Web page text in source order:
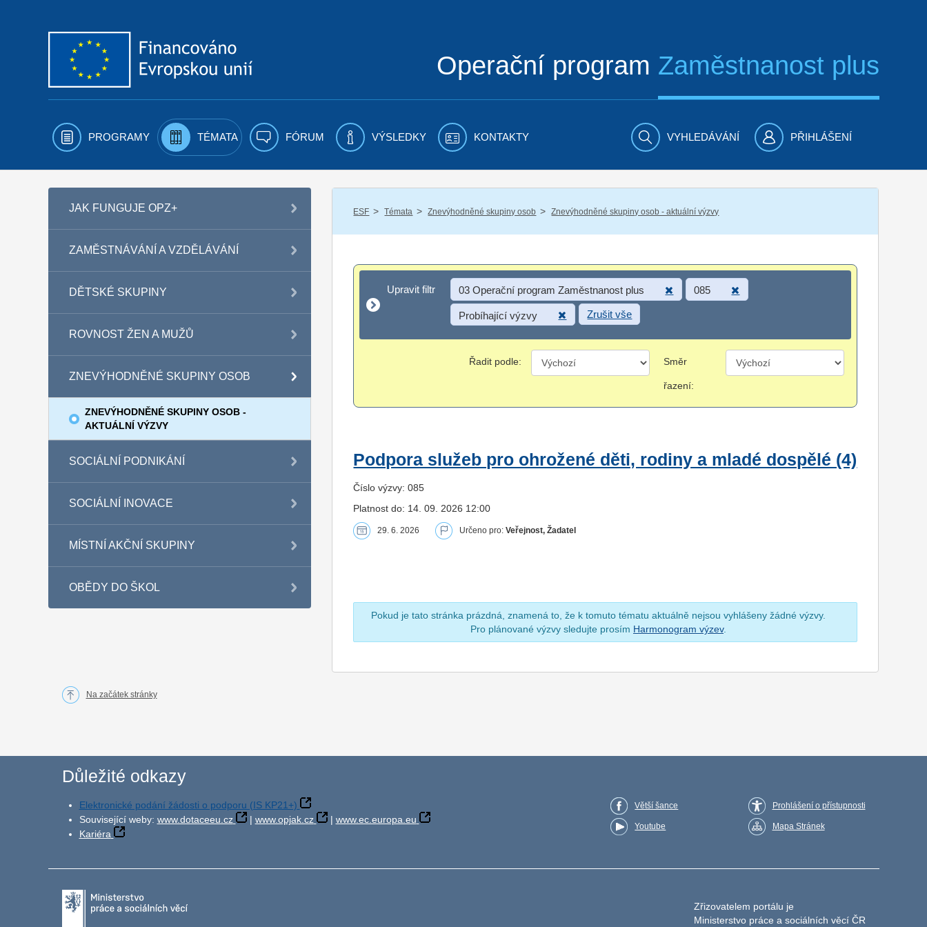
Operační program Zaměstnanost plus
PROGRAMY TÉMATA FÓRUM VÝSLEDKY KONTAKTY VYHLEDÁVÁNÍ PŘIHLÁŠENÍ
JAK FUNGUJE OPZ+
ZAMĚSTNÁVÁNÍ A VZDĚLÁVÁNÍ
DĚTSKÉ SKUPINY
ROVNOST ŽEN A MUŽŮ
ZNEVÝHODNĚNÉ SKUPINY OSOB
ZNEVÝHODNĚNÉ SKUPINY OSOB -
AKTUÁLNÍ VÝZVY
SOCIÁLNÍ PODNIKÁNÍ
SOCIÁLNÍ INOVACE
MÍSTNÍ AKČNÍ SKUPINY
OBĚDY DO ŠKOL
ESF / Témata / Znevýhodněné skupiny osob / Znevýhodněné skupiny osob - aktuální výzvy
Upravit filtr
Upravit filtr 03 Operační program Zaměstnanost plus 085
Probíhající výzvy Zrušit vše
Řadit podle: Směr
řazení:
Podpora služeb pro ohrožené děti, rodiny a mladé dospělé (4)
Číslo výzvy: 085
Platnost do: 14. 09. 2026 12:00
29. 6. 2026 Určeno pro:Veřejnost, Žadatel
Pokud je tato stránka prázdná, znamená to, že k tomuto tématu aktuálně nejsou vyhlášeny žádné výzvy.
Pro plánované výzvy sledujte prosím Harmonogram výzev.
Na začátek stránky
Důležité odkazy
Elektronické podání žádosti o podporu (IS KP21+)
Související weby: www.dotaceeu.cz | www.opjak.cz | www.ec.europa.eu
Kariéra
Větší šance
Youtube
Prohlášení o přístupnosti
Mapa Stránek
Zřizovatelem portálu je
Ministerstvo práce a sociálních věcí ČR